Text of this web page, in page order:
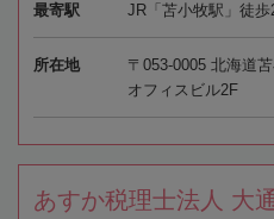
最寄駅 JR「苫小牧駅」徒歩
所在地
〒053-0005 北海道
オフィスビル2F
あすか税理士法人 大